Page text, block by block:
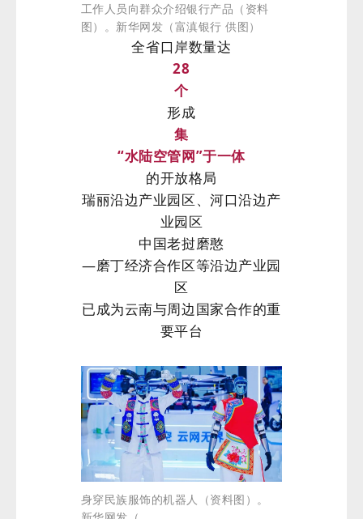
工作人员向群众介绍银行产品（资料
图）。新华网发（富滇银行 供图）
全省口岸数量达
28
个
形成
集
“水陆空管网”于一体
的开放格局
瑞丽沿边产业园区、河口沿边产
业园区
中国老挝磨憨
—磨丁经济合作区等沿边产业园
区
已成为云南与周边国家合作的重
要平台
身穿民族服饰的机器人（资料图）。